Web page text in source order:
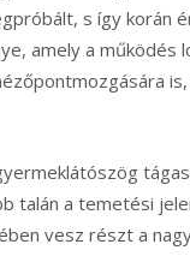
s így korán
amely a működés
talán a temetési
vesz részt a